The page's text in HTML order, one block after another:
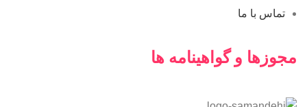
تماس با ما
مجوزها و گواهینامه ها